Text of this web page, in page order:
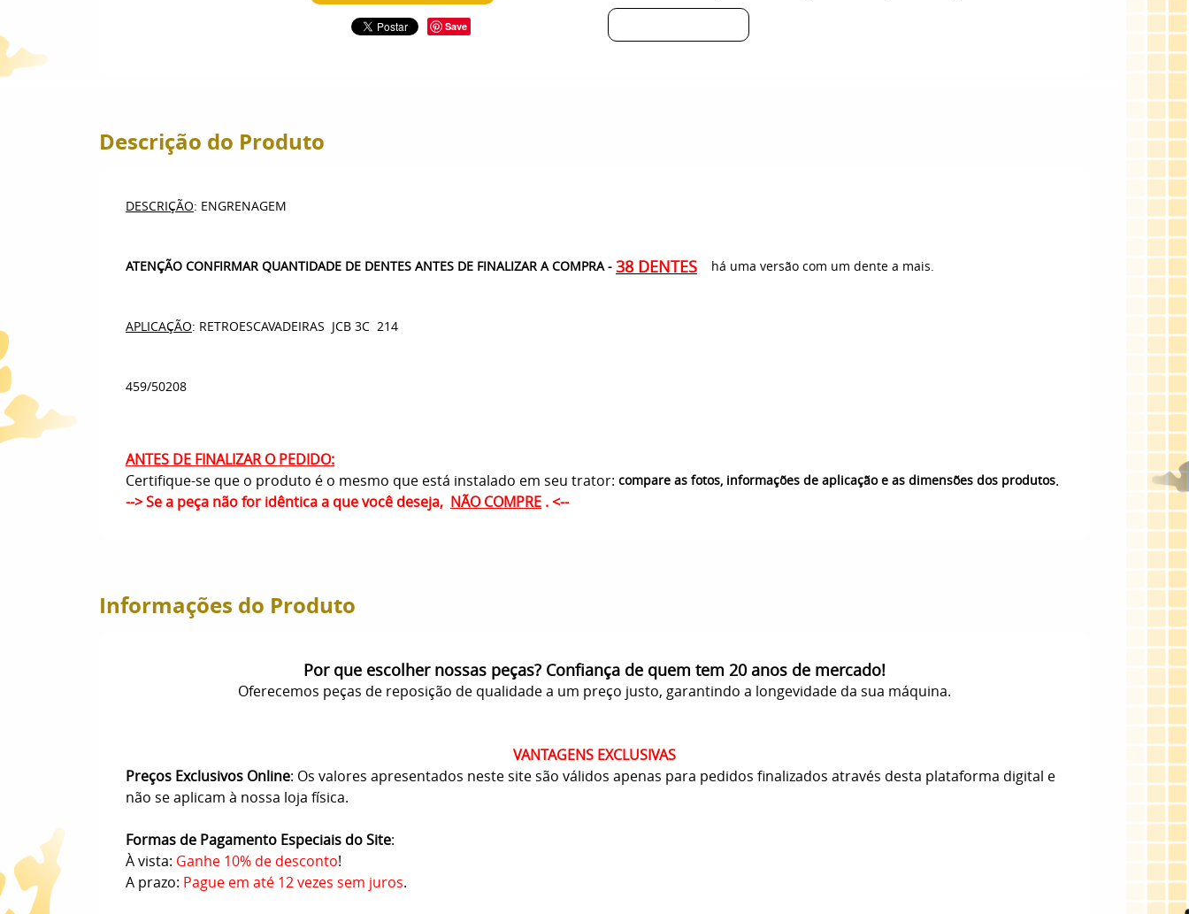
Save
Descrição do Produto
DESCRIÇÃO: ENGRENAGEM
ATENÇÃO CONFIRMAR QUANTIDADE DE DENTES ANTES DE FINALIZAR A COMPRA - 38 DENTES há uma versão com um dente a mais.
APLICAÇÃO: RETROESCAVADEIRAS JCB 3C 214
459/50208
ANTES DE FINALIZAR O PEDIDO:
Certifique-se que o produto é o mesmo que está instalado em seu trator: compare as fotos, informações de aplicação e as dimensões dos produtos.
--> Se a peça não for idêntica a que você deseja, NÃO COMPRE . <--
Informações do Produto
Por que escolher nossas peças? Confiança de quem tem 20 anos de mercado!
Oferecemos peças de reposição de qualidade a um preço justo, garantindo a longevidade da sua máquina.
VANTAGENS EXCLUSIVAS
Preços Exclusivos Online: Os valores apresentados neste site são válidos apenas para pedidos finalizados através desta plataforma digital e
não se aplicam à nossa loja física.
Formas de Pagamento Especiais do Site:
À vista: Ganhe 10% de desconto!
A prazo: Pague em até 12 vezes sem juros.